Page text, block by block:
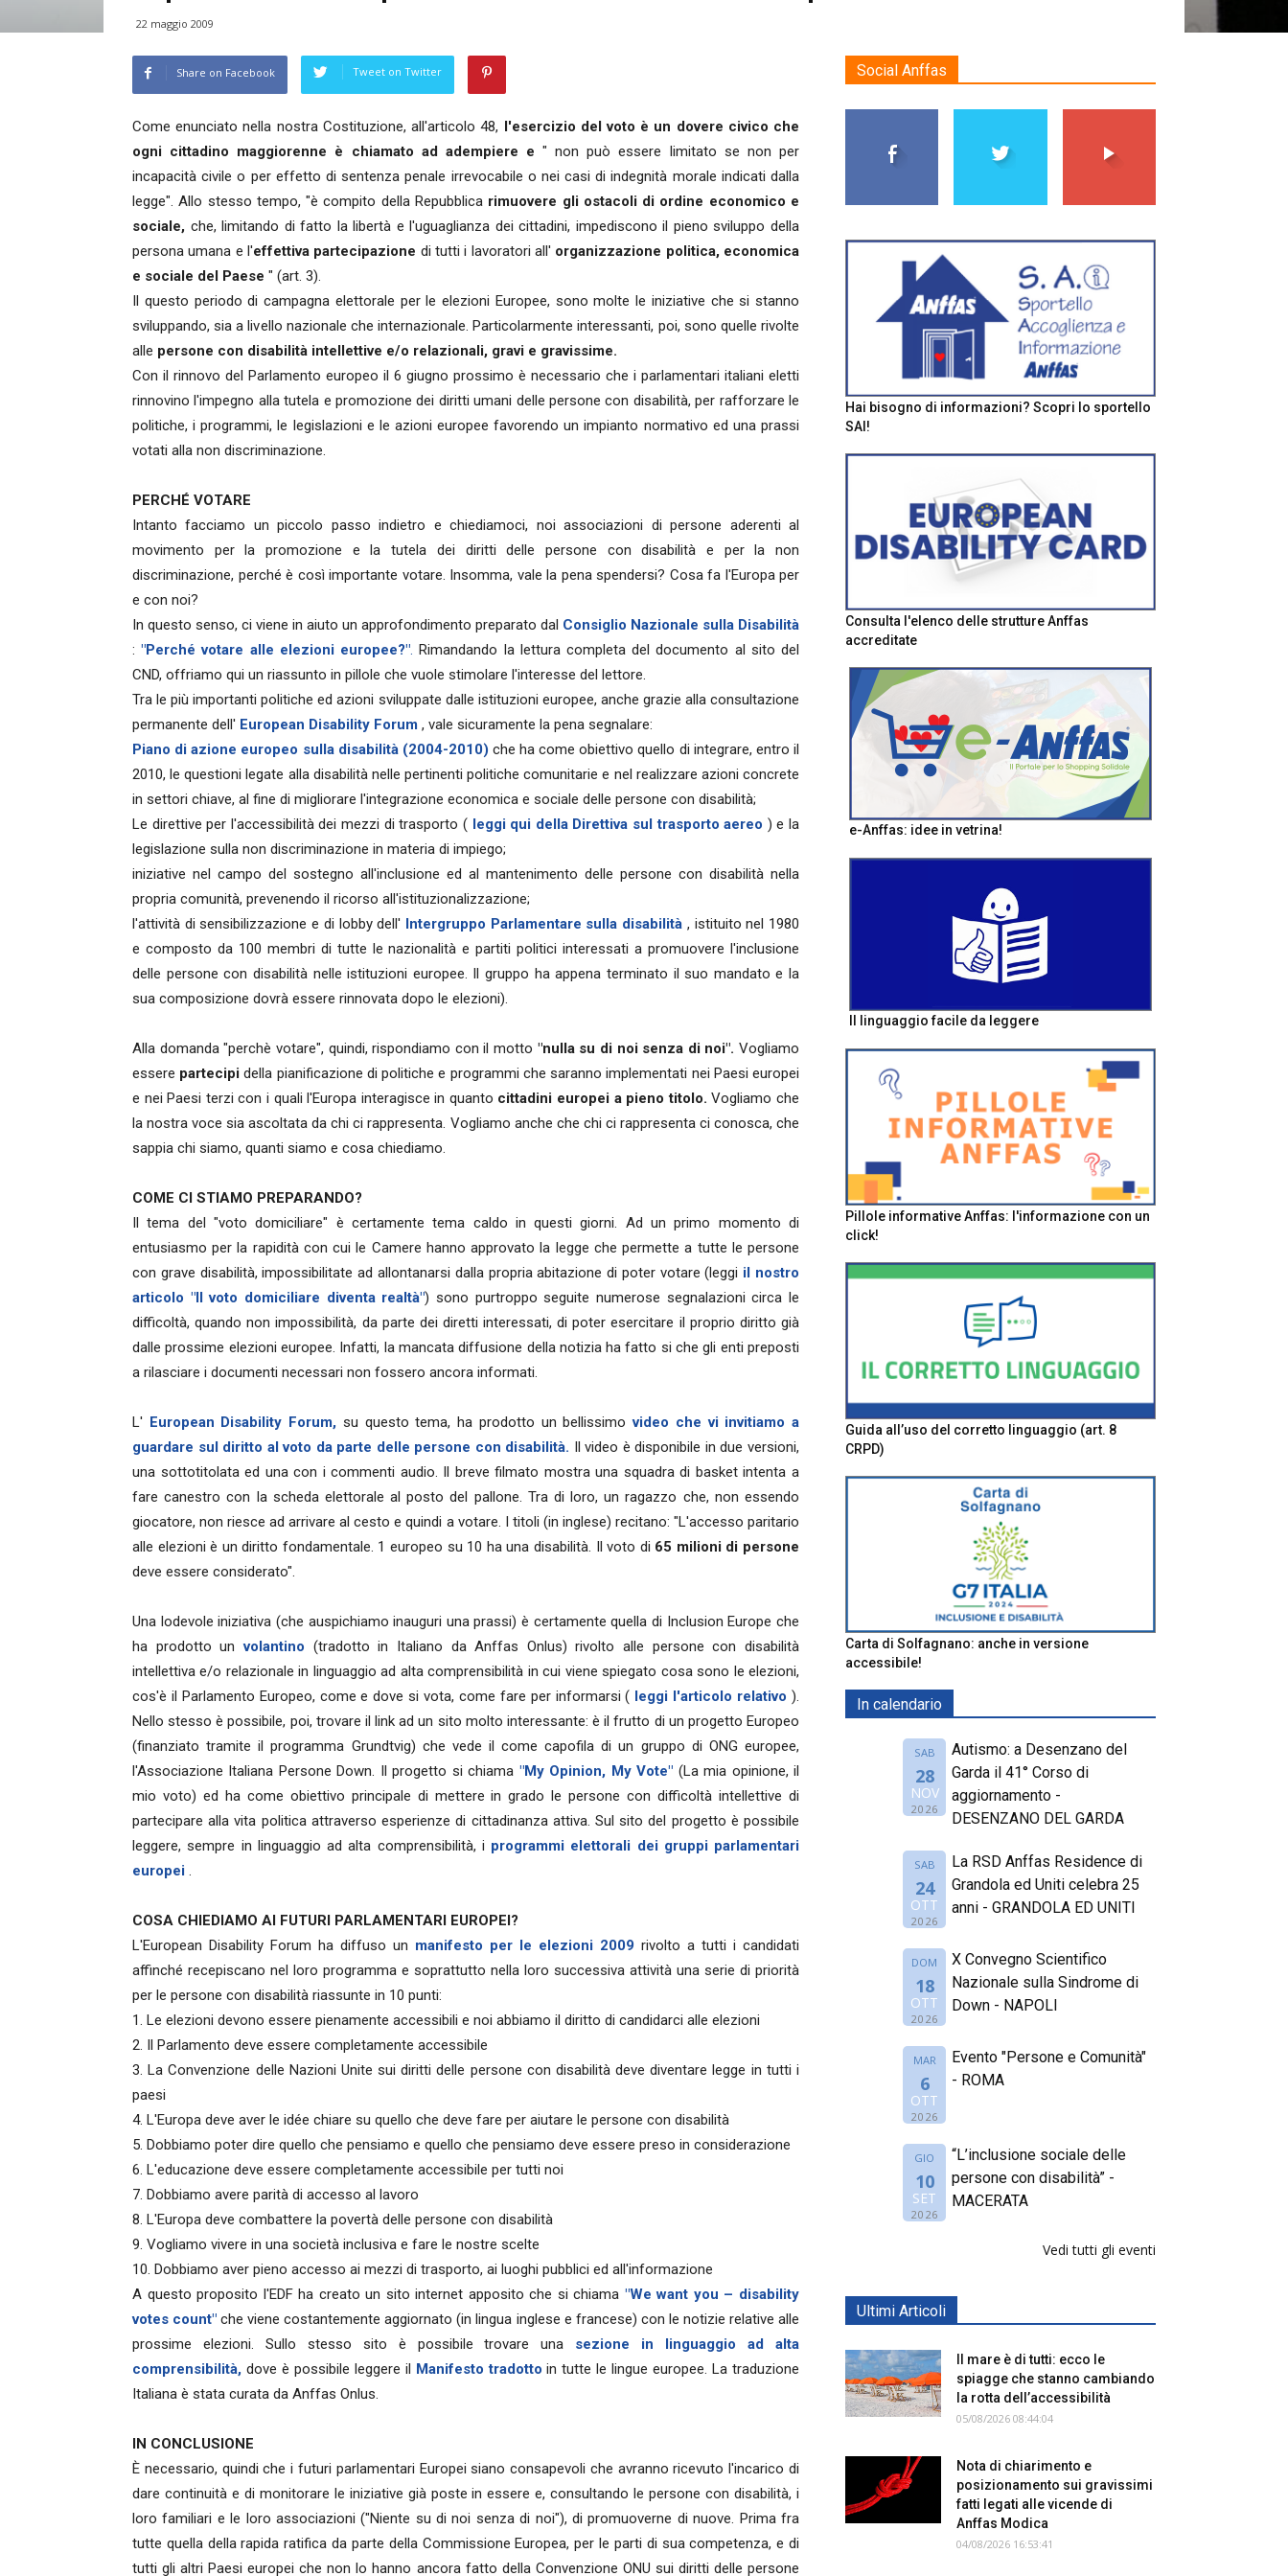
22 maggio 2009
Share on Facebook Tweet on Twitter
Come enunciato nella nostra Costituzione, all'articolo 48,
l'esercizio del voto è un dovere civico che
ogni cittadino maggiorenne è chiamato ad adempiere e" non può essere limitato se non per
incapacità civile o per effetto di sentenza penale irrevocabile o nei casi di indegnità morale indicati dalla
legge". Allo stesso tempo, "è compito della Repubblica rimuovere gli ostacoli di ordine economico e
sociale, che, limitando di fatto la libertà e l'uguaglianza dei cittadini, impediscono il pieno sviluppo della
persona umana e l'effettiva partecipazione di tutti i lavoratori all' organizzazione politica, economica
e sociale del Paese " (art. 3).
Il questo periodo di campagna elettorale per le elezioni Europee, sono molte le iniziative che si stanno
sviluppando, sia a livello nazionale che internazionale. Particolarmente interessanti, poi, sono quelle rivolte
alle persone con disabilità intellettive e/o relazionali, gravi e gravissime.
Con il rinnovo del Parlamento europeo il 6 giugno prossimo è necessario che i parlamentari italiani eletti
rinnovino l'impegno alla tutela e promozione dei diritti umani delle persone con disabilità, per rafforzare le
politiche, i programmi, le legislazioni e le azioni europee favorendo un impianto normativo ed una prassi
votati alla non discriminazione.
PERCHÉ VOTARE
Intanto facciamo un piccolo passo indietro e chiediamoci, noi associazioni di persone aderenti al
movimento per la promozione e la tutela dei diritti delle persone con disabilità e per la non
discriminazione, perché è così importante votare. Insomma, vale la pena spendersi? Cosa fa l'Europa per
e con noi?
In questo senso, ci viene in aiuto un approfondimento preparato dal Consiglio Nazionale sulla Disabilità
:"Perché votare alle elezioni europee?". Rimandando la lettura completa del documento al sito del
CND, offriamo qui un riassunto in pillole che vuole stimolare l'interesse del lettore.
Tra le più importanti politiche ed azioni sviluppate dalle istituzioni europee, anche grazie alla consultazione
permanente dell' European Disability Forum , vale sicuramente la pena segnalare:
Piano di azione europeo sulla disabilità (2004-2010) che ha come obiettivo quello di integrare, entro il
2010, le questioni legate alla disabilità nelle pertinenti politiche comunitarie e nel realizzare azioni concrete
in settori chiave, al fine di migliorare l'integrazione economica e sociale delle persone con disabilità;
Le direttive per l'accessibilità dei mezzi di trasporto ( leggi qui della Direttiva sul trasporto aereo ) e la
legislazione sulla non discriminazione in materia di impiego;
iniziative nel campo del sostegno all'inclusione ed al mantenimento delle persone con disabilità nella
propria comunità, prevenendo il ricorso all'istituzionalizzazione;
l'attività di sensibilizzazione e di lobby dell'
Intergruppo Parlamentare sulla disabilità , istituito nel 1980
e composto da 100 membri di tutte le nazionalità e partiti politici interessati a promuovere l'inclusione
delle persone con disabilità nelle istituzioni europee. Il gruppo ha appena terminato il suo mandato e la
sua composizione dovrà essere rinnovata dopo le elezioni).
Alla domanda "perchè votare", quindi, rispondiamo con il motto "nulla su di noi senza di noi". Vogliamo
essere partecipi della pianificazione di politiche e programmi che saranno implementati nei Paesi europei
e nei Paesi terzi con i quali l'Europa interagisce in quanto cittadini europei a pieno titolo. Vogliamo che
la nostra voce sia ascoltata da chi ci rappresenta. Vogliamo anche che chi ci rappresenta ci conosca, che
sappia chi siamo, quanti siamo e cosa chiediamo.
COME CI STIAMO PREPARANDO?
Il tema del "voto domiciliare" è certamente tema caldo in questi giorni. Ad un primo momento di
entusiasmo per la rapidità con cui le Camere hanno approvato la legge che permette a tutte le persone
con grave disabilità, impossibilitate ad allontanarsi dalla propria abitazione di poter votare (leggi il nostro
articolo "Il voto domiciliare diventa realtà") sono purtroppo seguite numerose segnalazioni circa le
difficoltà, quando non impossibilità, da parte dei diretti interessati, di poter esercitare il proprio diritto già
dalle prossime elezioni europee. Infatti, la mancata diffusione della notizia ha fatto si che gli enti preposti
a rilasciare i documenti necessari non fossero ancora informati.
L' European Disability Forum, su questo tema, ha prodotto un bellissimovideo che vi invitiamo a
guardare sul diritto al voto da parte delle persone con disabilità.
Il video è disponibile in due versioni,
una sottotitolata ed una con i commenti audio. Il breve filmato mostra una squadra di basket intenta a
fare canestro con la scheda elettorale al posto del pallone. Tra di loro, un ragazzo che, non essendo
giocatore, non riesce ad arrivare al cesto e quindi a votare. I titoli (in inglese) recitano: "L'accesso paritario
alle elezioni è un diritto fondamentale. 1 europeo su 10 ha una disabilità. Il voto di 65 milioni di persone
deve essere considerato".
Una lodevole iniziativa (che auspichiamo inauguri una prassi) è certamente quella di Inclusion Europe che
ha prodotto unvolantino (tradotto in Italiano da Anffas Onlus) rivolto alle persone con disabilità
intellettiva e/o relazionale in linguaggio ad alta comprensibilità in cui viene spiegato cosa sono le elezioni,
cos'è il Parlamento Europeo, come e dove si vota, come fare per informarsi ( leggi l'articolo relativo ).
Nello stesso è possibile, poi, trovare il link ad un sito molto interessante: è il frutto di un progetto Europeo
(finanziato tramite il programma Grundtvig) che vede il come capofila di un gruppo di ONG europee,
l'Associazione Italiana Persone Down. Il progetto si chiama "My Opinion, My Vote" (La mia opinione, il
mio voto) ed ha come obiettivo principale di mettere in grado le persone con difficoltà intellettive di
partecipare alla vita politica attraverso esperienze di cittadinanza attiva. Sul sito del progetto è possibile
leggere, sempre in linguaggio ad alta comprensibilità, i programmi elettorali dei gruppi parlamentari
europei .
COSA CHIEDIAMO AI FUTURI PARLAMENTARI EUROPEI?
L'European Disability Forum ha diffuso un manifesto per le elezioni 2009 rivolto a tutti i candidati
affinché recepiscano nel loro programma e soprattutto nella loro successiva attività una serie di priorità
per le persone con disabilità riassunte in 10 punti:
1. Le elezioni devono essere pienamente accessibili e noi abbiamo il diritto di candidarci alle elezioni
2. Il Parlamento deve essere completamente accessibile
3. La Convenzione delle Nazioni Unite sui diritti delle persone con disabilità deve diventare legge in tutti i
paesi
4. L'Europa deve aver le idée chiare su quello che deve fare per aiutare le persone con disabilità
5. Dobbiamo poter dire quello che pensiamo e quello che pensiamo deve essere preso in considerazione
6. L'educazione deve essere completamente accessibile per tutti noi
7. Dobbiamo avere parità di accesso al lavoro
8. L'Europa deve combattere la povertà delle persone con disabilità
9. Vogliamo vivere in una società inclusiva e fare le nostre scelte
10. Dobbiamo aver pieno accesso ai mezzi di trasporto, ai luoghi pubblici ed all'informazione
A questo proposito l'EDF ha creato un sito internet apposito che si chiama "We want you – disability
votes count" che viene costantemente aggiornato (in lingua inglese e francese) con le notizie relative alle
prossime elezioni. Sullo stesso sito è possibile trovare una sezione in linguaggio ad alta
comprensibilità, dove è possibile leggere il Manifesto tradotto in tutte le lingue europee. La traduzione
Italiana è stata curata da Anffas Onlus.
IN CONCLUSIONE
È necessario, quindi che i futuri parlamentari Europei siano consapevoli che avranno ricevuto l'incarico di
dare continuità e di monitorare le iniziative già poste in essere e, consultando le persone con disabilità, i
loro familiari e le loro associazioni ("Niente su di noi senza di noi"), di promuoverne di nuove. Prima fra
tutte quella della rapida ratifica da parte della Commissione Europea, per le parti di sua competenza, e di
tutti gli altri Paesi europei che non lo hanno ancora fatto della Convenzione ONU sui diritti delle persone
Social Anffas
Hai bisogno di informazioni? Scopri lo sportello
SAI!
Consulta l'elenco delle strutture Anffas
accreditate
e-Anffas: idee in vetrina!
Il linguaggio facile da leggere
Pillole informative Anffas: l'informazione con un
click!
Guida all’uso del corretto linguaggio (art. 8
CRPD)
Carta di Solfagnano: anche in versione
accessibile!
In calendario
SAB
28
NOV
2026
Autismo: a Desenzano del
Garda il 41° Corso di
aggiornamento -
DESENZANO DEL GARDA
SAB
24
OTT
2026
La RSD Anffas Residence di
Grandola ed Uniti celebra 25
anni - GRANDOLA ED UNITI
DOM
18
OTT
2026
X Convegno Scientifico
Nazionale sulla Sindrome di
Down - NAPOLI
MAR
6
OTT
2026
Evento "Persone e Comunità"
- ROMA
GIO
10
SET
2026
“L’inclusione sociale delle
persone con disabilità” -
MACERATA
Vedi tutti gli eventi
Ultimi Articoli
Il mare è di tutti: ecco le
spiagge che stanno cambiando
la rotta dell’accessibilità
05/08/2026 08:44:04
Nota di chiarimento e
posizionamento sui gravissimi
fatti legati alle vicende di
Anffas Modica
04/08/2026 16:53:41